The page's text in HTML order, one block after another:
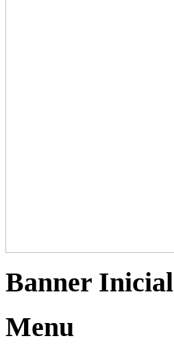
Banner Inicial
Menu